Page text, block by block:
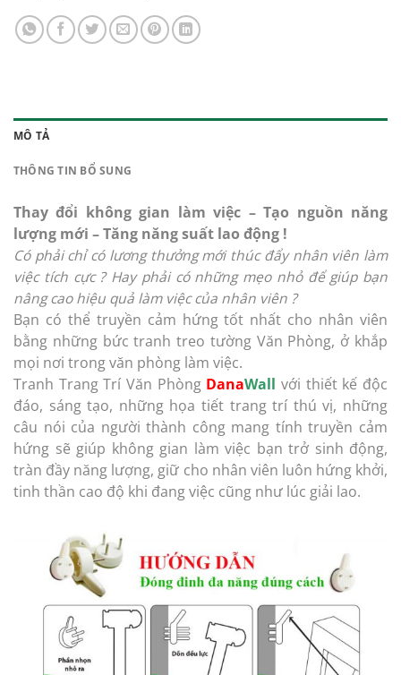
MÔ TẢ
THÔNG TIN BỔ SUNG
Thay đổi không gian làm việc – Tạo nguồn năng
lượng mới – Tăng năng suất lao động !
Có phải chỉ có lương thưởng mới thúc đẩy nhân viên làm
việc tích cực ? Hay phải có những mẹo nhỏ để giúp bạn
nâng cao hiệu quả làm việc của nhân viên ?
Bạn có thể truyền cảm hứng tốt nhất cho nhân viên
bằng những bức tranh treo tường Văn Phòng, ở khắp
mọi nơi trong văn phòng làm việc.
Tranh Trang Trí Văn Phòng DanaWall với thiết kế độc
đáo, sáng tạo, những họa tiết trang trí thú vị, những
câu nói của người thành công mang tính truyền cảm
hứng sẽ giúp không gian làm việc bạn trở sinh động,
tràn đầy năng lượng, giữ cho nhân viên luôn hứng khởi,
tinh thần cao độ khi đang việc cũng như lúc giải lao.